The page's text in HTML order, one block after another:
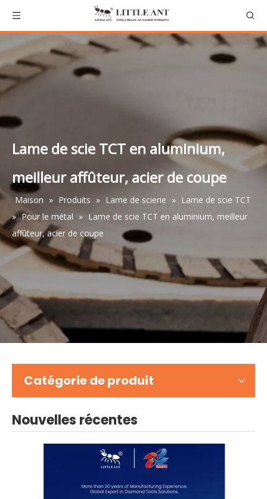
Lame de scie TCT en aluminium,
meilleur affûteur, acier de coupe
Maison » Produits » Lame de scierie » Lame de scie TCT
» Pour le métal » Lame de scie TCT en aluminium, meilleur
affûteur, acier de coupe
Catégorie de produit
Nouvelles récentes